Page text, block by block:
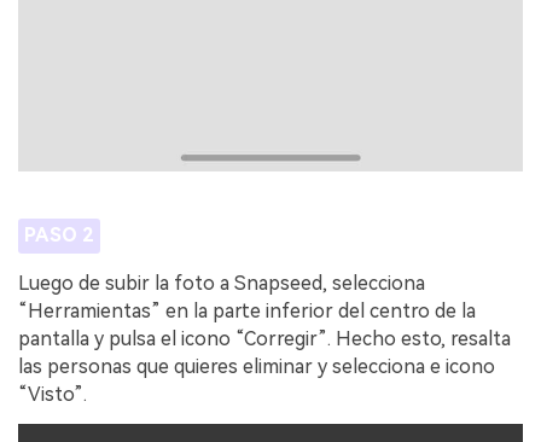
PASO 2
Luego de subir la foto a Snapseed, selecciona
“Herramientas” en la parte inferior del centro de la
pantalla y pulsa el icono “Corregir”. Hecho esto, resalta
las personas que quieres eliminar y selecciona e icono
“Visto”.